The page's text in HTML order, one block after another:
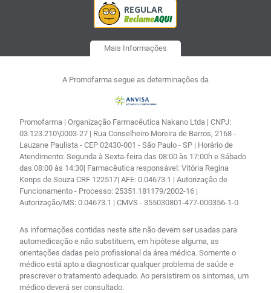
Mais Informações
A Promofarma segue as determinações da
Promofarma | Organização Farmacêutica Nakano Ltda | CNPJ:
03.123.210\0003-27 | Rua Conselheiro Moreira de Barros, 2168 -
Lauzane Paulista - CEP 02430-001 - São Paulo - SP | Horário de
Atendimento: Segunda à Sexta-feira das 08:00 às 17:00h e Sábado
das 08:00 às 14:30| Farmacêutica responsável: Vitória Regina
Kenps de Souza CRF 122517| AFE: 0.04673.1 | Autorização de
Funcionamento - Processo: 25351.181179/2002-16 |
Autorização/MS: 0.04673.1 | CMVS - 355030801-477-000356-1-0
As informações contidas neste site não devem ser usadas para
automedicação e não substituem, em hipótese alguma, as
orientações dadas pelo profissional da área médica. Somente o
médico está apto a diagnosticar qualquer problema de saúde e
prescrever o tratamento adequado. Ao persistirem os sintomas, um
médico deverá ser consultado.